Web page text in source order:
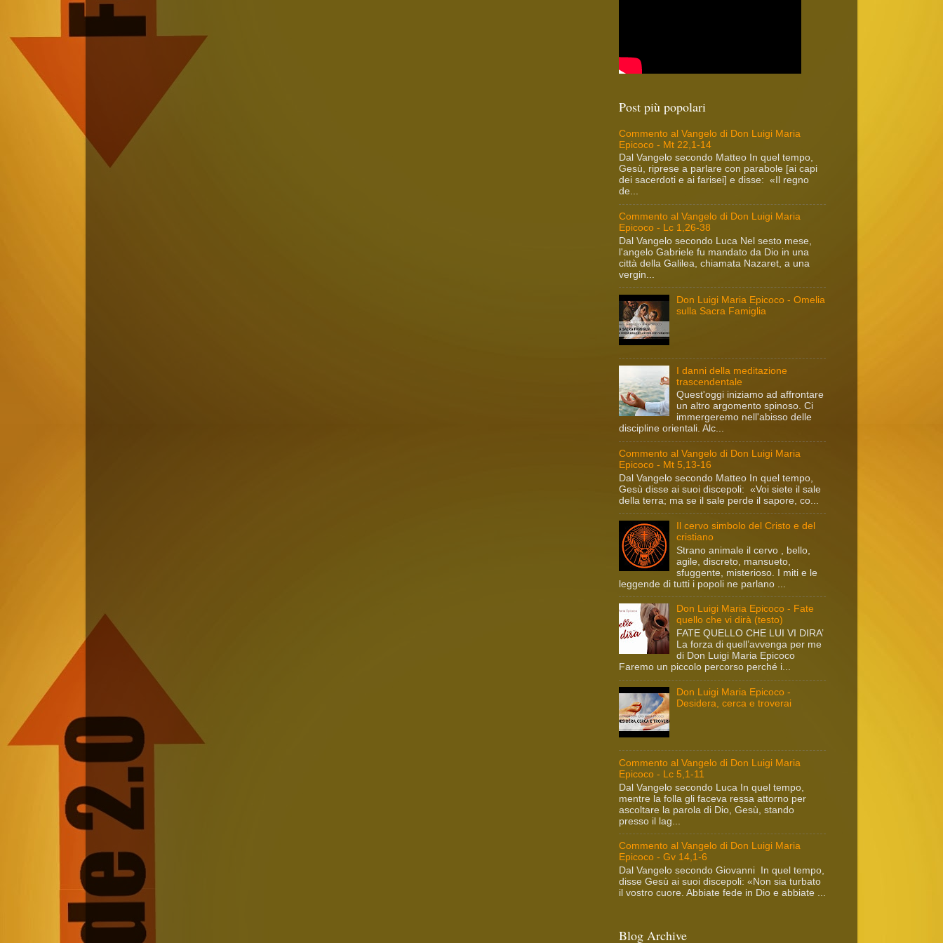
Post più popolari
Commento al Vangelo di Don Luigi Maria
Epicoco - Mt 22,1-14
Dal Vangelo secondo Matteo In quel tempo,
Gesù, riprese a parlare con parabole [ai capi
dei sacerdoti e ai farisei] e disse: «Il regno
de...
Commento al Vangelo di Don Luigi Maria
Epicoco - Lc 1,26-38
Dal Vangelo secondo Luca Nel sesto mese,
l'angelo Gabriele fu mandato da Dio in una
città della Galilea, chiamata Nazaret, a una
vergin...
Don Luigi Maria Epicoco - Omelia
sulla Sacra Famiglia
I danni della meditazione
trascendentale
Quest'oggi iniziamo ad affrontare
un altro argomento spinoso. Ci
immergeremo nell'abisso delle
discipline orientali. Alc...
Commento al Vangelo di Don Luigi Maria
Epicoco - Mt 5,13-16
Dal Vangelo secondo Matteo In quel tempo,
Gesù disse ai suoi discepoli: «Voi siete il sale
della terra; ma se il sale perde il sapore, co...
Il cervo simbolo del Cristo e del
cristiano
Strano animale il cervo , bello,
agile, discreto, mansueto,
sfuggente, misterioso. I miti e le
leggende di tutti i popoli ne parlano ...
Don Luigi Maria Epicoco - Fate
quello che vi dirà (testo)
FATE QUELLO CHE LUI VI DIRA’
La forza di quell’avvenga per me
di Don Luigi Maria Epicoco
Faremo un piccolo percorso perché i...
Don Luigi Maria Epicoco -
Desidera, cerca e troverai
Commento al Vangelo di Don Luigi Maria
Epicoco - Lc 5,1-11
Dal Vangelo secondo Luca In quel tempo,
mentre la folla gli faceva ressa attorno per
ascoltare la parola di Dio, Gesù, stando
presso il lag...
Commento al Vangelo di Don Luigi Maria
Epicoco - Gv 14,1-6
Dal Vangelo secondo Giovanni In quel tempo,
disse Gesù ai suoi discepoli: «Non sia turbato
il vostro cuore. Abbiate fede in Dio e abbiate ...
Blog Archive